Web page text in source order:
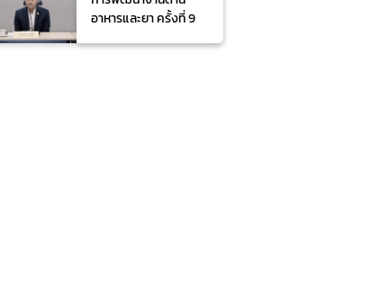
อาหารและยา ครั้งที่ 9